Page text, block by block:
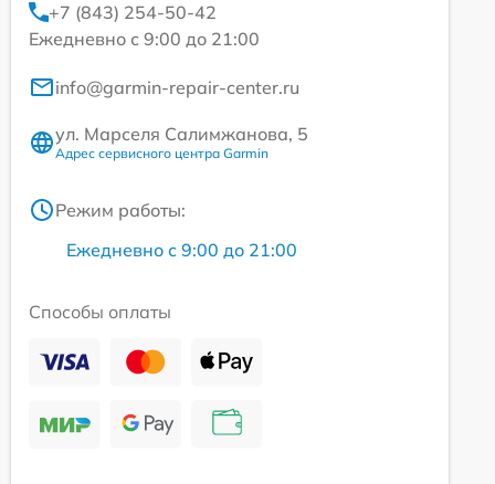
+7 (843) 254-50-42
Ежедневно с 9:00 до 21:00
info@garmin-repair-center.ru
ул. Марселя Салимжанова, 5
Адрес сервисного центра Garmin
Режим работы:
Ежедневно с 9:00 до 21:00
Способы оплаты